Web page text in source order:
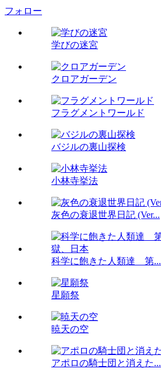
フォロー
学びの迷宮
クロアガーデン
フラグメントワールド
バジルの裏山探検
小林寺挙法
灰色の衰退世界日記 (Ver...
科学に飽きた人類達 第...
星願祭
暁天の空
アポロの騎士団と消えた...